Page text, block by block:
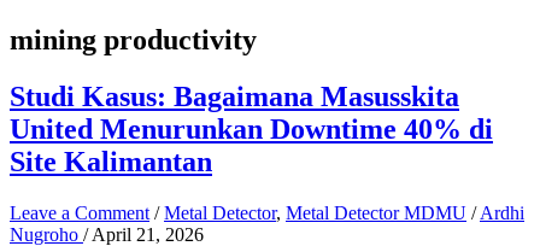
mining productivity
Studi Kasus: Bagaimana Masusskita
United Menurunkan Downtime 40% di
Site Kalimantan
Leave a Comment /Metal Detector, Metal Detector MDMU /Ardhi
Nugroho /April 21, 2026